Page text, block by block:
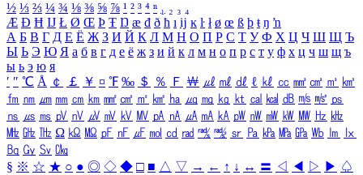
½ ⅓ ⅔ ¼ ¾ ⅛ ⅜ ⅝ ⅞ ¹ ² ³ ⁴ ⁿ ₁ ₂ ₃ ₄
Æ Ð Ħ Ĳ Ł Ø Œ Þ Ŧ Ŋ æ đ ð ħ ı ĳ ĸ ŀ ł ø œ ß þ ŧ ŋ ŉ
А Б В Г Д Е Ё Ж З И Й К Л М Н О П Р С Т У Ф Х Ц Ч Ш Щ Ъ
Ы Ь Э Ю Я а б в г д е ё ж з и й к л м н о п р с т у ф х ц ч ш щ ъ
ы ь э ю я
′ ″ ℃ Å ￠ ￡ ￥ ¤ ℉ ‰ ＄ ％ Ｆ ￦ ㎕ ㎖ ㎗ ℓ ㎘ ㏄ ㎣ ㎤ ㎥ ㎦
㎙ ㎚ ㎛ ㎜ ㎝ ㎞ ㎟ ㎠ ㎡ ㎢ ㏊ ㎍ ㎎ ㎏ ㏏ ㎈ ㎉ ㏈ ㎧ ㎨ ㎰
㎱ ㎲ ㎳ ㎴ ㎵ ㎶ ㎷ ㎸ ㎹ ㎀ ㎁ ㎂ ㎃ ㎄ ㎺ ㎻ ㎽ ㎾ ㎿ ㎐ ㎑
㎒ ㎓ ㎔ Ω ㏀ ㏁ ㎊ ㎋ ㎌ ㏖ ㏅ ㎭ ㎮ ㎯ ㏛ ㎩ ㎪ ㎫ ㎬ ㏝ ㏐
㏓
㏃ ㏉ ㏜ ㏆
§ ※ ☆ ★ ○ ● ◎ ◇ ◆ □ ■ △ ▽ → ← ↑ ↓ ↔ 〓 ◁ ◀ ▷ ▶ ♤